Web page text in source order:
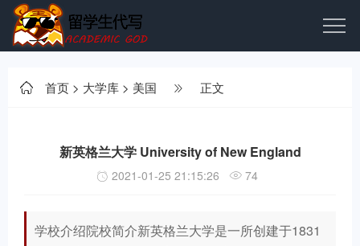
首页 > 大学库 > 美国 正文
新英格兰大学 University of New England
2021-01-25 21:15:26 74
学校介绍院校简介新英格兰大学是一所创建于1831